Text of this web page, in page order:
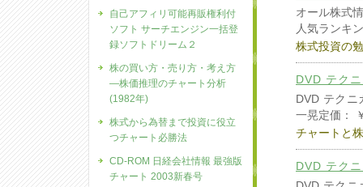
オール株式
人気ランキン
株式投資の
DVD テク
DVD テク
一晃定価：
チャートと
DVD テク
自己アフィリ可能再販権利付
ソフト サーチエンジン一括登
録ソフトドリーム２
株の買い方・売り方・考え方
―株価推理のチャート分析
(1982年)
株式から為替まで投資に役立
つチャート必勝法
CD-ROM 日経会社情報 最強版
チャート 2003新春号